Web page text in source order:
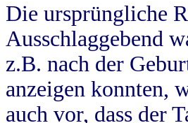
Die ursprüngliche
Ausschlaggebend
z.B. nach der
anzeigen konnten,
auch vor, dass der